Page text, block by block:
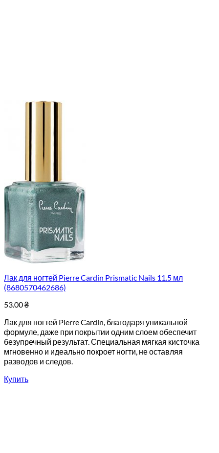
Лак для ногтей Pierre Cardin Prismatic Nails 11.5 мл
(8680570462686)
53.00₴
Лак для ногтей Pierre Cardin, благодаря уникальной
формуле, даже при покрытии одним слоем обеспечит
безупречный результат. Специальная мягкая кисточка
мгновенно и идеально покроет ногти, не оставляя
разводов и следов.
Купить